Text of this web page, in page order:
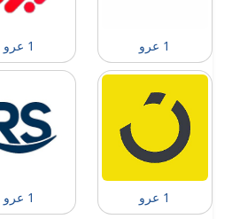
1 عرو 1 عرو
1 عرو 1 عرو